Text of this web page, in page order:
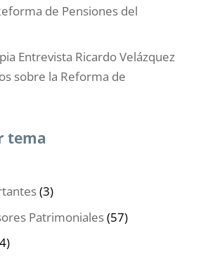
de Pensiones del
Entrevista Ricardo Velázquez
sobre la Reforma de
tema
(3)
Patrimoniales(57)